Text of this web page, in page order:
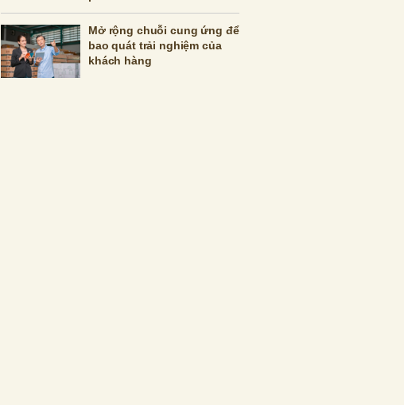
Mở rộng chuỗi cung ứng để
bao quát trải nghiệm của
khách hàng